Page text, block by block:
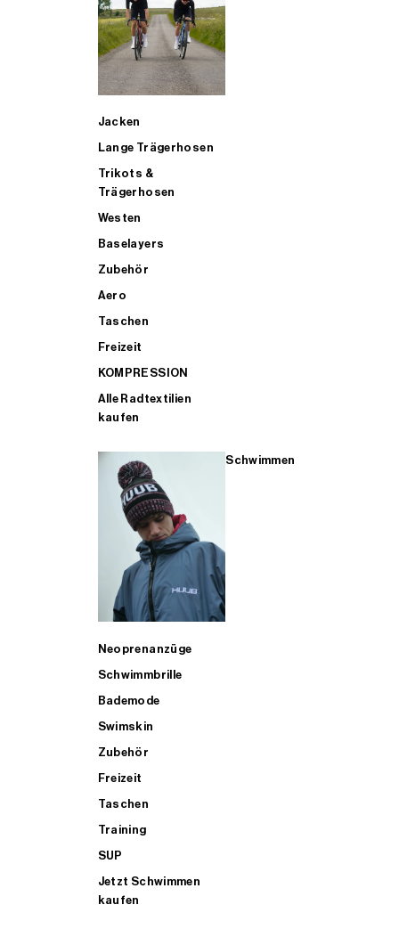
Jacken
Lange Trägerhosen
Trikots &
Trägerhosen
Westen
Baselayers
Zubehör
Aero
Taschen
Freizeit
KOMPRESSION
Alle Radtextilien
kaufen
Schwimmen
Neoprenanzüge
Schwimmbrille
Bademode
Swimskin
Zubehör
Freizeit
Taschen
Training
SUP
Jetzt Schwimmen
kaufen
ALLE TRIATHLONARTIKEL FÜR MÄNNER KAUFEN